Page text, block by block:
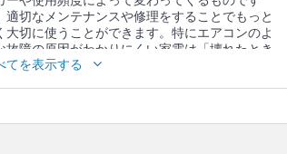
適切なメンテナンスや修理をすることでもっと
大切に使うことができます。特にエアコンのよ
故障の原因がわかりにくい家電は「壊れたとき
い替え時」だと思われがちです。買い替える前
てを表示する